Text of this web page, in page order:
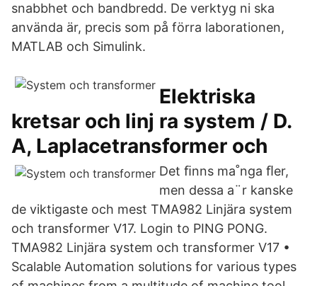
snabbhet och bandbredd. De verktyg ni ska
använda är, precis som på förra laborationen,
MATLAB och Simulink.
Elektriska
kretsar och linj ra system / D.
A, Laplacetransformer och
Det ﬁnns ma˚nga ﬂer,
men dessa a¨r kanske
de viktigaste och mest TMA982 Linjära system
och transformer V17. Login to PING PONG.
TMA982 Linjära system och transformer V17 •
Scalable Automation solutions for various types